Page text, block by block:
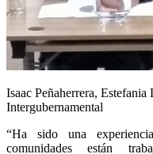
Isaac Peñaherrera,
Intergubernamental
“Ha sido una
comunidades están